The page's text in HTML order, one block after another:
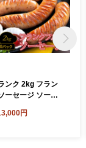
ンク 2kg フラン
ーセージ ソーセ
旨味 おかず お
円